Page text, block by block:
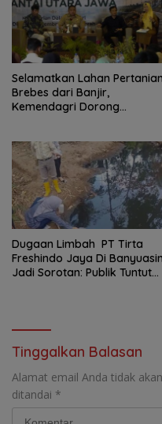
Selamatkan Lahan Pertanian
Brebes dari Banjir,
Kemendagri Dorong
Dugaan Limbah PT Tirta
Freshindo Jaya Di Banyuasin
Jadi Sorotan: Publik Tuntut
Tinggalkan Balasan
Alamat email Anda tidak
ditandai *